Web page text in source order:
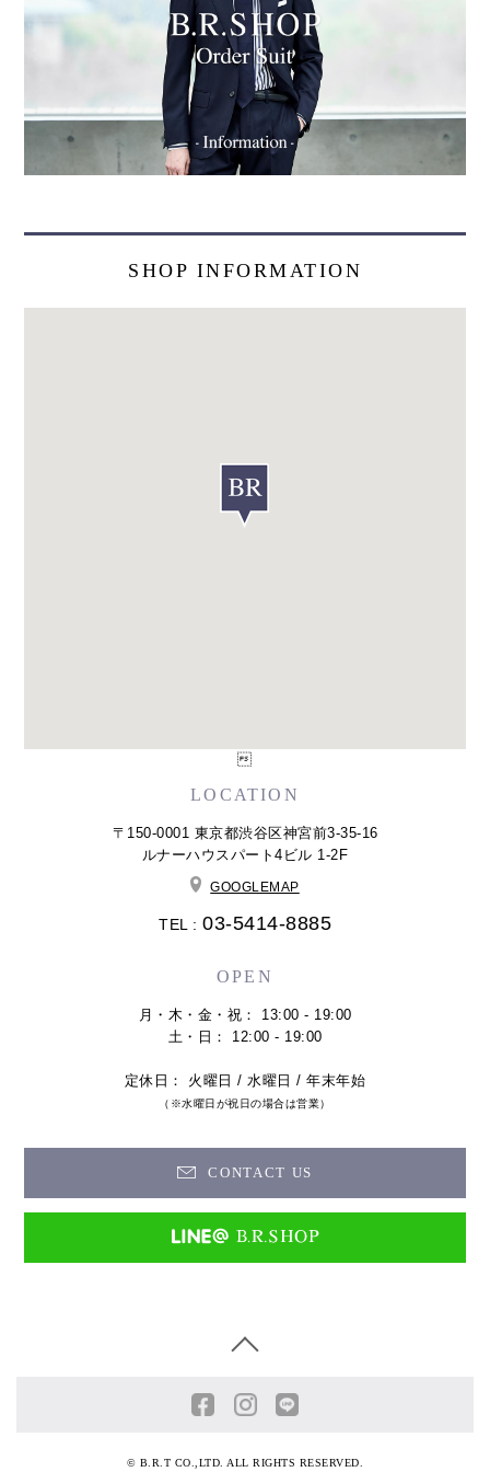
SHOP INFORMATION
LOCATION
〒150-0001 東京都渋谷区神宮前3-35-16
ルナーハウスパート4ビル 1-2F
GOOGLEMAP
TEL : 03-5414-8885
OPEN
月・木・金・祝： 13:00 - 19:00
土・日： 12:00 - 19:00
定休日： 火曜日 / 水曜日 / 年末年始
（※水曜日が祝日の場合は営業）
CONTACT US
© B.R.T CO.,LTD. ALL RIGHTS RESERVED.